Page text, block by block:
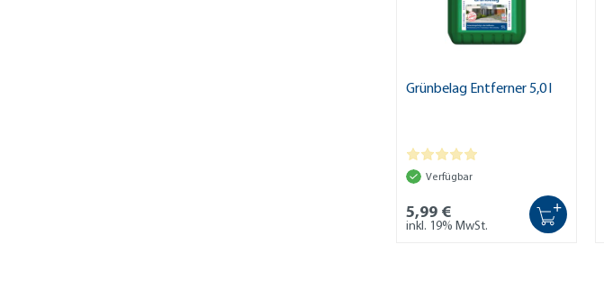
Grünbelag Entferner 5,0 l
Verfügbar
5,99 €
inkl. 19% MwSt.
+